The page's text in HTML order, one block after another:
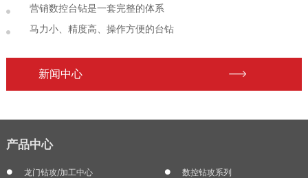
营销数控台钻是一套完整的体系
马力小、精度高、操作方便的台钻
新闻中心
产品中心
龙门钻攻/加工中心
数控钻攻系列